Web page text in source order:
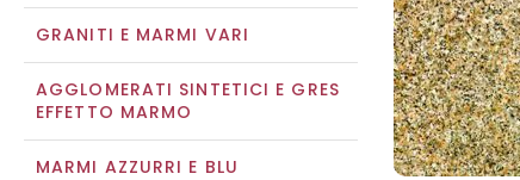
GRANITI E MARMI VARI
AGGLOMERATI SINTETICI E GRES
EFFETTO MARMO
MARMI AZZURRI E BLU